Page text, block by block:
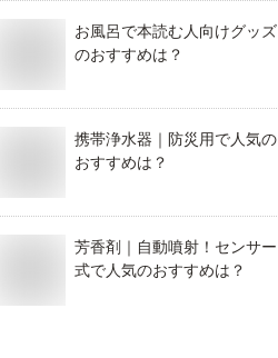
お風呂で本読む人向けグッズ
のおすすめは？
携帯浄水器｜防災用で人気の
おすすめは？
芳香剤｜自動噴射！センサー
式で人気のおすすめは？